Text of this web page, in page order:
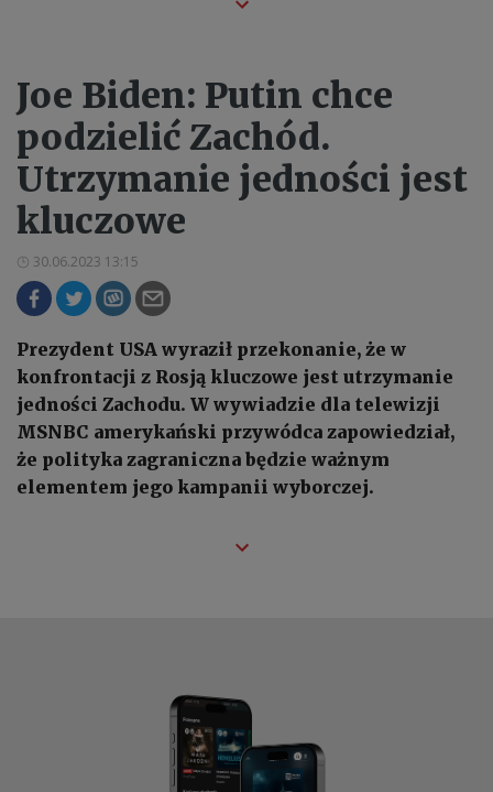
Joe Biden: Putin chce
podzielić Zachód.
Utrzymanie jedności jest
kluczowe
30.06.2023 13:15
Prezydent USA wyraził przekonanie, że w
konfrontacji z Rosją kluczowe jest utrzymanie
jedności Zachodu. W wywiadzie dla telewizji
MSNBC amerykański przywódca zapowiedział,
że polityka zagraniczna będzie ważnym
elementem jego kampanii wyborczej.